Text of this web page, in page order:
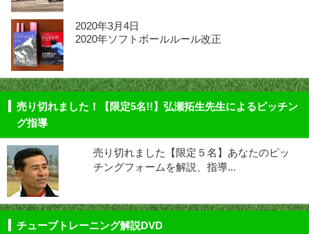
2020年3月4日
2020年ソフトボールルール改正
売り切れました！【限定5名!!】弘瀬拓生先生によるピッチン
グ指導
売り切れました【限定５名】あなたのピッ
チングフォームを解説、指導...
チューブトレーニング解説DVD